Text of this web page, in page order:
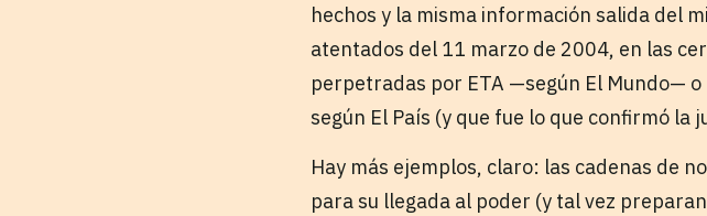
hechos y la misma información salida del
atentados del 11 marzo de 2004, en las
perpetradas por ETA —según El Mundo—
según El País (y que fue lo que confirmó
Hay más ejemplos, claro: las cadenas de
para su llegada al poder (y tal vez